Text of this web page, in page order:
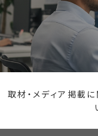
取材・メディア掲載